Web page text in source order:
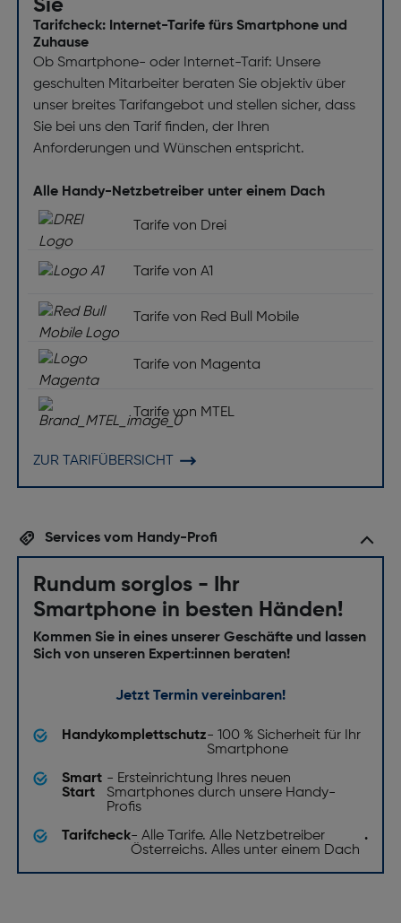
Sie
Tarifcheck: Internet-Tarife fürs Smartphone und
Zuhause
Ob Smartphone- oder Internet-Tarif: Unsere
geschulten Mitarbeiter beraten Sie objektiv über
unser breites Tarifangebot und stellen sicher, dass
Sie bei uns den Tarif finden, der Ihren
Anforderungen und Wünschen entspricht.
Alle Handy-Netzbetreiber unter einem Dach
Tarife von Drei
Tarife von A1
Tarife von Red Bull Mobile
Tarife von Magenta
Tarife von MTEL
ZUR TARIFÜBERSICHT
Services vom Handy-Profi
Rundum sorglos - Ihr
Smartphone in besten Händen!
Kommen Sie in eines unserer Geschäfte und lassen
Sich von unseren Expert:innen beraten!
Jetzt Termin vereinbaren!
Handykomplettschutz- 100 % Sicherheit für Ihr
Smartphone
Smart
Start
- Ersteinrichtung Ihres neuen
Smartphones durch unsere Handy-
Profis
Tarifcheck- Alle Tarife. Alle Netzbetreiber
Österreichs. Alles unter einem Dach
.